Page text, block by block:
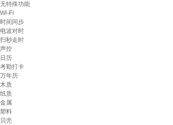
无特殊功能
Wi-Fi
时间同步
电波对时
扫秒走时
声控
日历
考勤打卡
万年历
木质
纸质
金属
塑料
贝壳